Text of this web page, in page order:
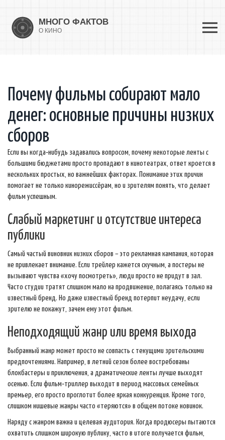
Почему фильмы собирают мало
денег: основные причины низких
сборов
Если вы когда‑нибудь задавались вопросом, почему некоторые ленты с
большими бюджетами просто пропадают в кинотеатрах, ответ кроется в
нескольких простых, но важнейших факторах. Понимание этих причин
помогает не только кинорежиссёрам, но и зрителям понять, что делает
фильм успешным.
Слабый маркетинг и отсутствие интереса
публики
Самый частый виновник низких сборов – это рекламная кампания, которая
не привлекает внимание. Если трейлер кажется скучным, а постеры не
вызывают чувства «хочу посмотреть», люди просто не придут в зал.
Часто студии тратят слишком мало на продвижение, полагаясь только на
известный бренд. Но даже известный бренд потерпит неудачу, если
зрителю не покажут, зачем ему этот фильм.
Неподходящий жанр или время выхода
Выбранный жанр может просто не совпасть с текущими зрительскими
предпочтениями. Например, в летний сезон более востребованы
блокбастеры и приключения, а драматические ленты лучше выходят
осенью. Если фильм‑триллер выходит в период массовых семейных
премьер, его просто проглотит более яркая конкуренция. Кроме того,
слишком нишевые жанры часто «теряются» в общем потоке новинок.
Наряду с жанром важна и целевая аудитория. Когда продюсеры пытаются
охватить слишком широкую публику, часто в итоге получается фильм,